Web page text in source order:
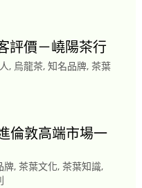
評價－嶢陽茶行
, 烏龍茶, 知名品牌, 茶葉
倫敦高端市場一
牌, 茶葉文化, 茶葉知識,